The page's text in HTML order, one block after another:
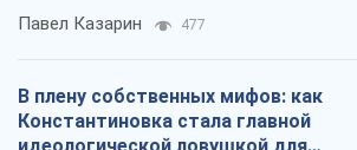
Павел Казарин 477
В плену собственных мифов: как
Константиновка стала главной
идеологической ловушкой для